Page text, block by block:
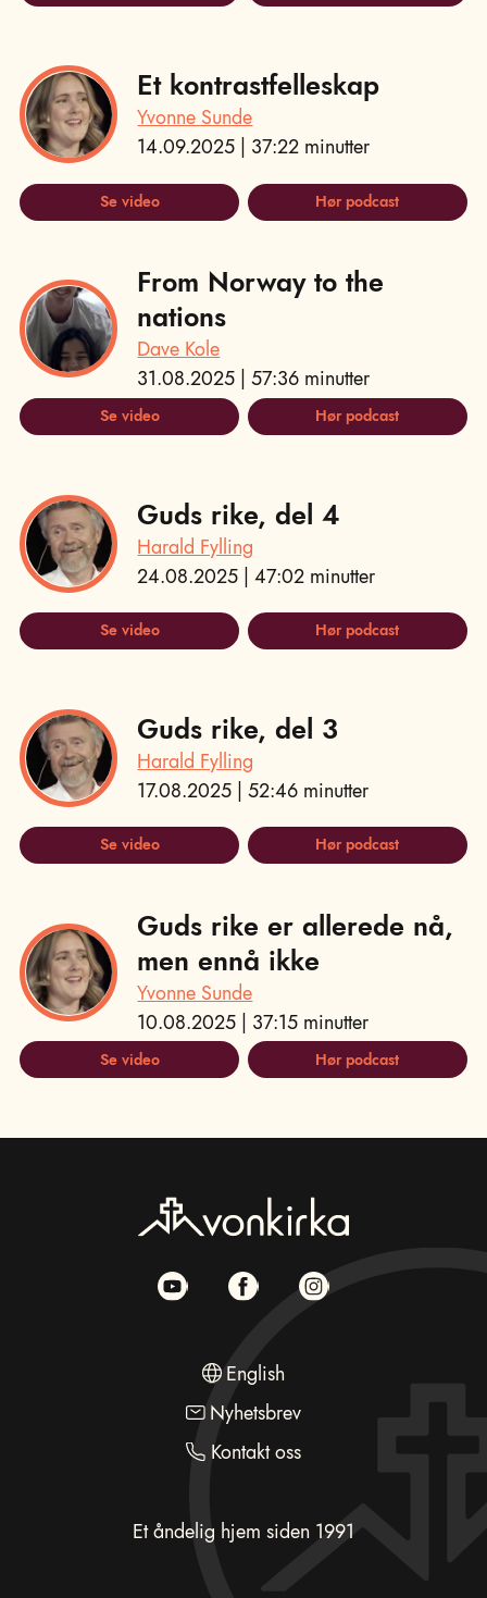
Et kontrastfelleskap
Yvonne Sunde
14.09.2025 | 37:22 minutter
Se video Hør podcast
From Norway to the
nations
Dave Kole
31.08.2025 | 57:36 minutter
Se video Hør podcast
Guds rike, del 4
Harald Fylling
24.08.2025 | 47:02 minutter
Se video Hør podcast
Guds rike, del 3
Harald Fylling
17.08.2025 | 52:46 minutter
Se video Hør podcast
Guds rike er allerede nå,
men ennå ikke
Yvonne Sunde
10.08.2025 | 37:15 minutter
Se video Hør podcast
English
Nyhetsbrev
Kontakt oss
Et åndelig hjem siden 1991